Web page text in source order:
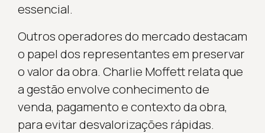
essencial.
Outros operadores do mercado destacam
o papel dos representantes em preservar
o valor da obra. Charlie Moffett relata que
a gestão envolve conhecimento de
venda, pagamento e contexto da obra,
para evitar desvalorizações rápidas.